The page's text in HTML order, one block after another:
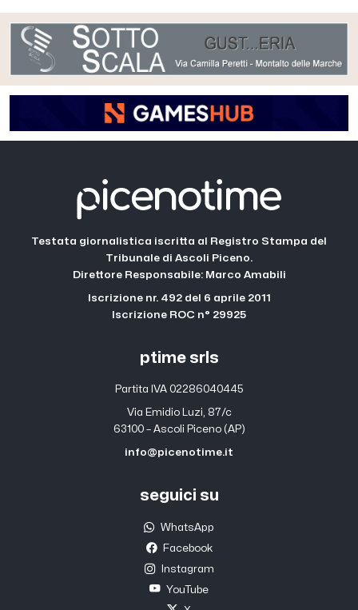
Testata giornalistica iscritta al Registro Stampa del
Tribunale di Ascoli Piceno.
Direttore Responsabile: Marco Amabili
Iscrizione nr. 492 del 6 aprile 2011
Iscrizione ROC n° 29925
ptime srls
Partita IVA 02286040445
Via Emidio Luzi, 87/c
63100 – Ascoli Piceno (AP)
info@picenotime.it
seguici su
WhatsApp
Facebook
Instagram
YouTube